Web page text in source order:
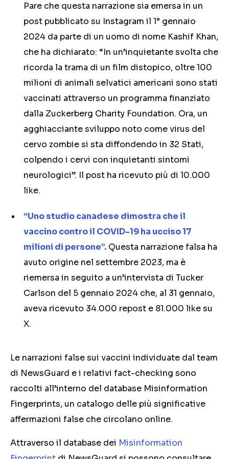
Pare che questa narrazione sia emersa in un
post pubblicato su Instagram il 1° gennaio
2024 da parte di un uomo di nome Kashif Khan,
che ha dichiarato: “In un’inquietante svolta che
ricorda la trama di un film distopico, oltre 100
milioni di animali selvatici americani sono stati
vaccinati attraverso un programma finanziato
dalla Zuckerberg Charity Foundation. Ora, un
agghiacciante sviluppo noto come virus del
cervo zombie si sta diffondendo in 32 Stati,
colpendo i cervi con inquietanti sintomi
neurologici”. Il post ha ricevuto più di 10.000
like.
“Uno studio canadese dimostra che il
vaccino contro il COVID-19 ha ucciso 17
milioni di persone”. Questa narrazione falsa ha
avuto origine nel settembre 2023, ma è
riemersa in seguito a un’intervista di Tucker
Carlson del 5 gennaio 2024 che, al 31 gennaio,
aveva ricevuto 34.000 repost e 81.000 like su
X.
Le narrazioni false sui vaccini individuate dal team
di NewsGuard e i relativi fact-checking sono
raccolti all’interno del database Misinformation
Fingerprints, un catalogo delle più significative
affermazioni false che circolano online.
Attraverso il database dei Misinformation